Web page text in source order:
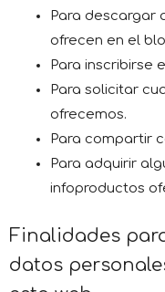
Para descargar
ofrecen en el
Para inscribirse
Para solicitar
ofrecemos.
Para compartir
Para adquirir
infoproductos
Finalidades
datos